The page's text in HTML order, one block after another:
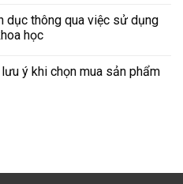
dục thông qua việc sử dụng
học
ý khi chọn mua sản phẩm